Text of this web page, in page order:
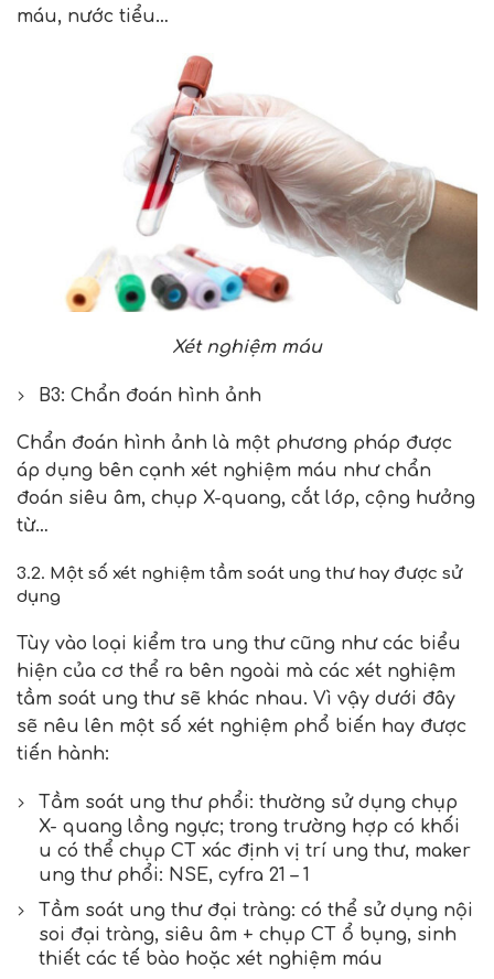
máu, nước tiểu…
Xét nghiệm máu
B3: Chẩn đoán hình ảnh
Chẩn đoán hình ảnh là một phương pháp được
áp dụng bên cạnh xét nghiệm máu như chẩn
đoán siêu âm, chụp X-quang, cắt lớp, cộng hưởng
từ…
3.2. Một số xét nghiệm tầm soát ung thư hay được sử
dụng
Tùy vào loại kiểm tra ung thư cũng như các biểu
hiện của cơ thể ra bên ngoài mà các xét nghiệm
tầm soát ung thư sẽ khác nhau. Vì vậy dưới đây
sẽ nêu lên một số xét nghiệm phổ biến hay được
tiến hành:
Tầm soát ung thư phổi: thường sử dụng chụp
X- quang lồng ngực; trong trường hợp có khối
u có thể chụp CT xác định vị trí ung thư, maker
ung thư phổi: NSE, cyfra 21 – 1
Tầm soát ung thư đại tràng: có thể sử dụng nội
soi đại tràng, siêu âm + chụp CT ổ bụng, sinh
thiết các tế bào hoặc xét nghiệm máu